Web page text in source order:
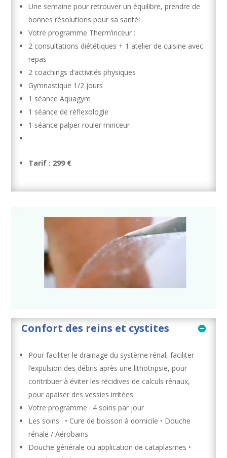
Une semaine pour retrouver un équilibre, prendre de
bonnes résolutions pour sa santé!
Votre programme Therm’inceur :
2 consultations diététiques + 1 atelier de cuisine avec
repas
2 coachings d’activités physiques
Gymnastique 1/2 jours
1 séance Aquagym
1 séance de réflexologie
1 séance palper rouler minceur
Tarif : 299 €
Confort des reins et cystites
Pour faciliter le drainage du système rénal, faciliter
l’expulsion des débris après une lithotripsie, pour
contribuer à éviter les récidives de calculs rénaux,
pour apaiser des vessies irritées.
Votre programme : 4 soins par jour
Les soins : • Cure de boisson à domicile • Douche
rénale / Aérobains
Douche générale ou application de cataplasmes •